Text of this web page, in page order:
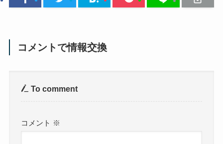
コメントで情報交換
To comment
コメント ※